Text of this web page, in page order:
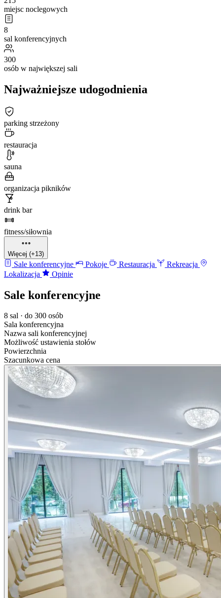
miejsc noclegowych
8
sal konferencyjnych
300
osób w największej sali
Najważniejsze udogodnienia
parking strzeżony
restauracja
sauna
organizacja pikników
drink bar
fitness/siłownia
Więcej (+13)
Sale konferencyjne Pokoje Restauracja
Rekreacja
Lokalizacja
Opinie
Sale konferencyjne
8 sal · do 300 osób
Sala konferencyjna
Nazwa sali konferencyjnej
Możliwość ustawienia stołów
Powierzchnia
Szacunkowa cena